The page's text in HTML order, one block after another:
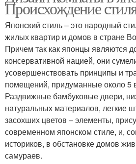
Происхождение
Японский стиль – это народный
жилых квартир и домов в стране
Причем так как японцы являются
консервативной нацией, они
усовершенствовать принципы и
помещений, придуманные около 5
Раздвижные бамбуковые двери,
натуральных материалов, легкие
засохших цветов – элементы,
современном японском стиле, и,
историков, в обстановке домов
самураев.